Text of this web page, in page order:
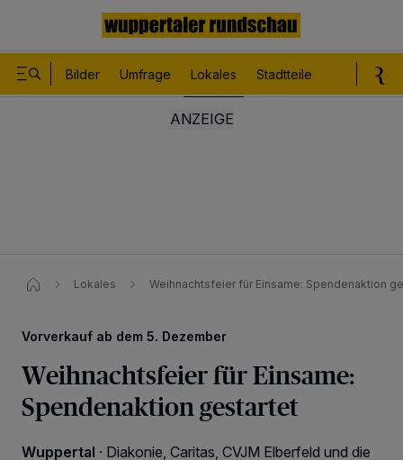
Bilder Umfrage Lokales Stadtteile
Lokales Weihnachtsfeier für Einsame: Spendenaktion
Vorverkauf ab dem 5. Dezember
Weihnachtsfeier für Einsame:
Spendenaktion gestartet
Wuppertal · Diakonie, Caritas, CVJM Elberfeld und die